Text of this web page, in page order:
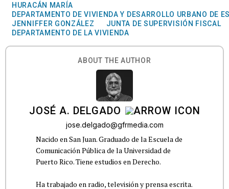
HURACÁN MARÍA
DEPARTAMENTO DE VIVIENDA Y DESARROLLO URBANO DE
JENNIFFER GONZÁLEZ
JUNTA DE SUPERVISIÓN FISCAL
DEPARTAMENTO DE LA VIVIENDA
ABOUT THE AUTHOR
JOSÉ A. DELGADO
jose.delgado@gfrmedia.com
Nacido en San Juan. Graduado de la Escuela de
Comunicación Pública de la Universidad de
Puerto Rico. Tiene estudios en Derecho.
Ha trabajado en radio, televisión y prensa escrita.